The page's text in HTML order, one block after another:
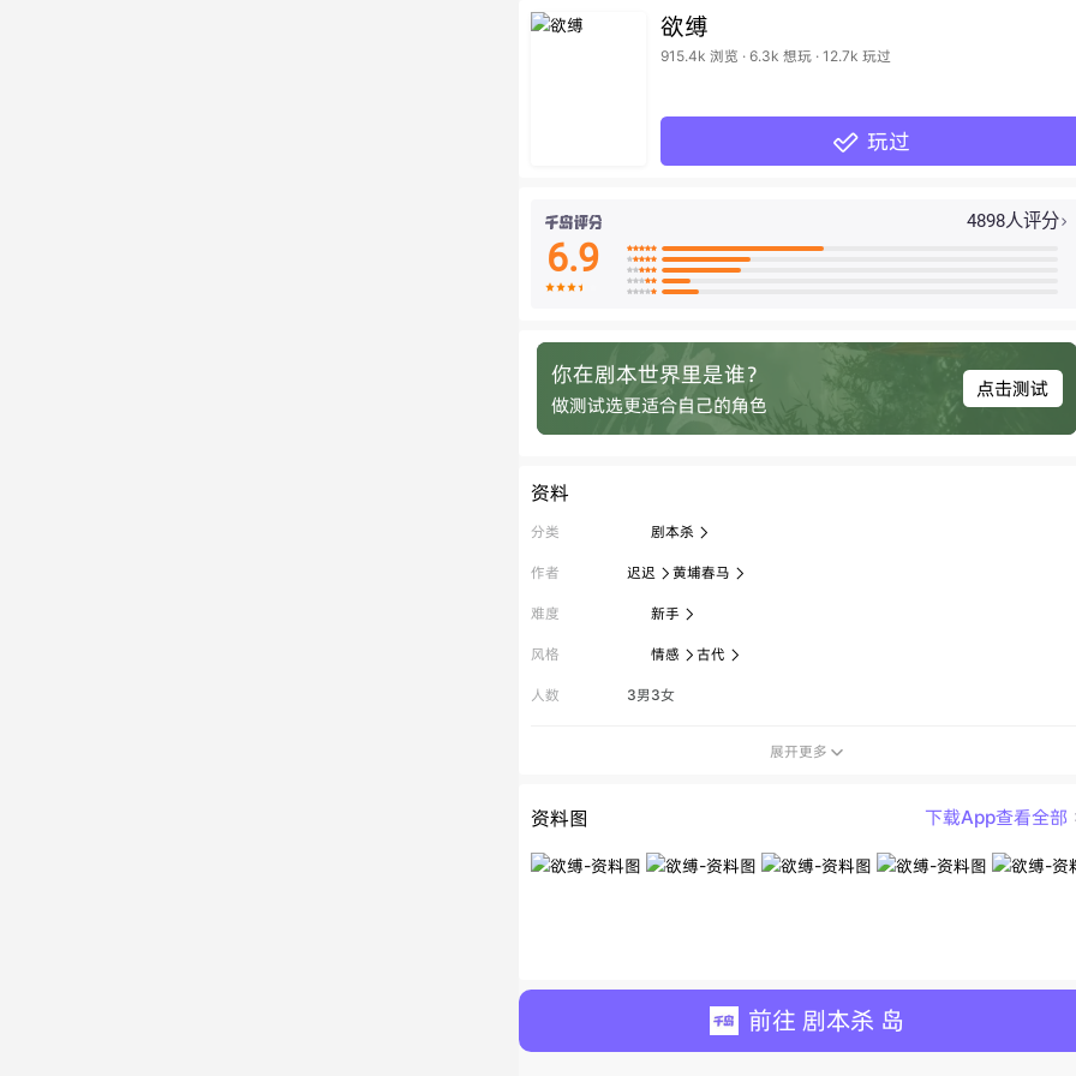
欲缚
915.4k 浏览 · 6.3k 想玩 · 12.7k 玩过
 玩过
4898人评分 
6.9 




你在剧本世界里是谁？
做测试选更适合自己的角色
点击测试
资料
分类 剧本杀 
作者 迟迟  黄埔春马 
难度 新手 
风格 情感  古代 
人数 3男3女
展开更多 
资料图 下载App查看全部
前往 剧本杀 岛